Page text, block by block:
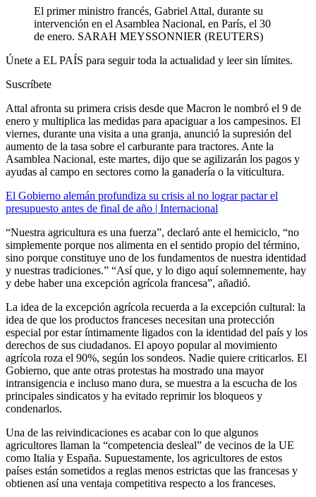
El primer ministro francés, Gabriel Attal, durante su
intervención en el Asamblea Nacional, en París, el 30
de enero. SARAH MEYSSONNIER (REUTERS)
Únete a EL PAÍS para seguir toda la actualidad y leer sin límites.
Suscríbete
Attal afronta su primera crisis desde que Macron le nombró el 9 de
enero y multiplica las medidas para apaciguar a los campesinos. El
viernes, durante una visita a una granja, anunció la supresión del
aumento de la tasa sobre el carburante para tractores. Ante la
Asamblea Nacional, este martes, dijo que se agilizarán los pagos y
ayudas al campo en sectores como la ganadería o la viticultura.
El Gobierno alemán profundiza su crisis al no lograr pactar el
presupuesto antes de final de año | Internacional
“Nuestra agricultura es una fuerza”, declaró ante el hemiciclo, “no
simplemente porque nos alimenta en el sentido propio del término,
sino porque constituye uno de los fundamentos de nuestra identidad
y nuestras tradiciones.” “Así que, y lo digo aquí solemnemente, hay
y debe haber una excepción agrícola francesa”, añadió.
La idea de la excepción agrícola recuerda a la excepción cultural: la
idea de que los productos franceses necesitan una protección
especial por estar íntimamente ligados con la identidad del país y los
derechos de sus ciudadanos. El apoyo popular al movimiento
agrícola roza el 90%, según los sondeos. Nadie quiere criticarlos. El
Gobierno, que ante otras protestas ha mostrado una mayor
intransigencia e incluso mano dura, se muestra a la escucha de los
principales sindicatos y ha evitado reprimir los bloqueos y
condenarlos.
Una de las reivindicaciones es acabar con lo que algunos
agricultores llaman la “competencia desleal” de vecinos de la UE
como Italia y España. Supuestamente, los agricultores de estos
países están sometidos a reglas menos estrictas que las francesas y
obtienen así una ventaja competitiva respecto a los franceses.